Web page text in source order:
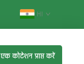
HI
एक कोटेशन प्राप्त करें